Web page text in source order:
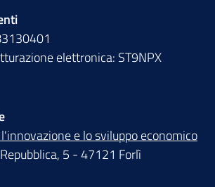
elettronica: ST9NPX
e lo sviluppo economico
5 - 47121 Forlì